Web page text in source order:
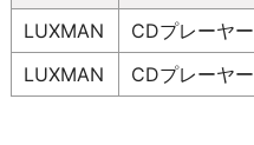
LUXMAN
CDプレーヤー
LUXMAN
CDプレーヤー